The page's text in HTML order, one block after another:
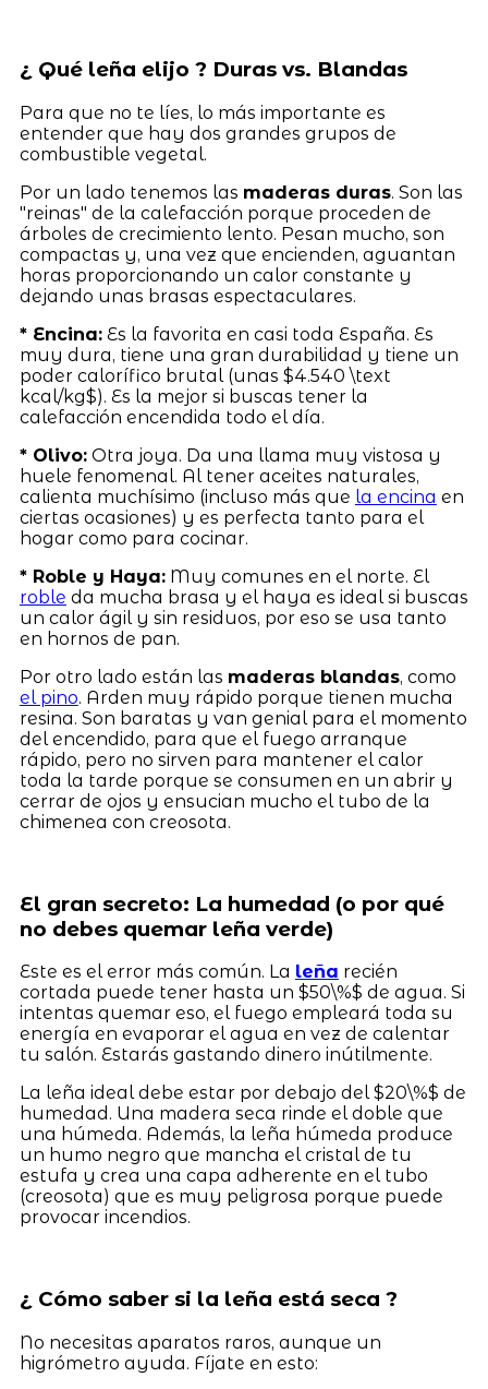
¿ Qué leña elijo ? Duras vs. Blandas
Para que no te líes, lo más importante es
entender que hay dos grandes grupos de
combustible vegetal.
Por un lado tenemos las maderas duras. Son las
"reinas" de la calefacción porque proceden de
árboles de crecimiento lento. Pesan mucho, son
compactas y, una vez que encienden, aguantan
horas proporcionando un calor constante y
dejando unas brasas espectaculares.
* Encina:Es la favorita en casi toda España. Es
muy dura, tiene una gran durabilidad y tiene un
poder calorífico brutal (unas $4.540 \text
kcal/kg$). Es la mejor si buscas tener la
calefacción encendida todo el día.
* Olivo:Otra joya. Da una llama muy vistosa y
huele fenomenal. Al tener aceites naturales,
calienta muchísimo (incluso más que la encina en
ciertas ocasiones) y es perfecta tanto para el
hogar como para cocinar.
* Roble y Haya:Muy comunes en el norte. El
roble da mucha brasa y el haya es ideal si buscas
un calor ágil y sin residuos, por eso se usa tanto
en hornos de pan.
Por otro lado están las maderas blandas, como
el pino. Arden muy rápido porque tienen mucha
resina. Son baratas y van genial para el momento
del encendido, para que el fuego arranque
rápido, pero no sirven para mantener el calor
toda la tarde porque se consumen en un abrir y
cerrar de ojos y ensucian mucho el tubo de la
chimenea con creosota.
El gran secreto: La humedad (o por qué
no debes quemar leña verde)
Este es el error más común. La leña recién
cortada puede tener hasta un $50\%$ de agua. Si
intentas quemar eso, el fuego empleará toda su
energía en evaporar el agua en vez de calentar
tu salón. Estarás gastando dinero inútilmente.
La leña ideal debe estar por debajo del $20\%$ de
humedad. Una madera seca rinde el doble que
una húmeda. Además, la leña húmeda produce
un humo negro que mancha el cristal de tu
estufa y crea una capa adherente en el tubo
(creosota) que es muy peligrosa porque puede
provocar incendios.
¿ Cómo saber si la leña está seca ?
No necesitas aparatos raros, aunque un
higrómetro ayuda. Fíjate en esto: